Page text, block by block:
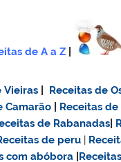
de A a Z
Vieiras Receitas de
Camarão Receitas
de Rabanadas
de peru |
com abóbora